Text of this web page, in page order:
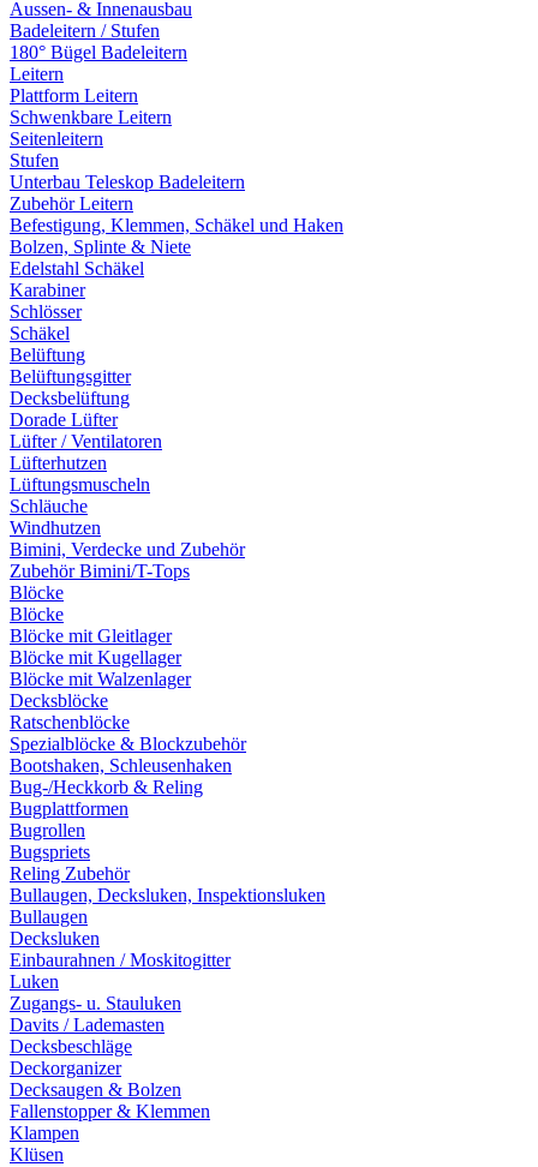
Aussen- & Innenausbau
Badeleitern / Stufen
180° Bügel Badeleitern
Leitern
Plattform Leitern
Schwenkbare Leitern
Seitenleitern
Stufen
Unterbau Teleskop Badeleitern
Zubehör Leitern
Befestigung, Klemmen, Schäkel und Haken
Bolzen, Splinte & Niete
Edelstahl Schäkel
Karabiner
Schlösser
Schäkel
Belüftung
Belüftungsgitter
Decksbelüftung
Dorade Lüfter
Lüfter / Ventilatoren
Lüfterhutzen
Lüftungsmuscheln
Schläuche
Windhutzen
Bimini, Verdecke und Zubehör
Zubehör Bimini/T-Tops
Blöcke
Blöcke
Blöcke mit Gleitlager
Blöcke mit Kugellager
Blöcke mit Walzenlager
Decksblöcke
Ratschenblöcke
Spezialblöcke & Blockzubehör
Bootshaken, Schleusenhaken
Bug-/Heckkorb & Reling
Bugplattformen
Bugrollen
Bugspriets
Reling Zubehör
Bullaugen, Decksluken, Inspektionsluken
Bullaugen
Decksluken
Einbaurahnen / Moskitogitter
Luken
Zugangs- u. Stauluken
Davits / Lademasten
Decksbeschläge
Deckorganizer
Decksaugen & Bolzen
Fallenstopper & Klemmen
Klampen
Klüsen